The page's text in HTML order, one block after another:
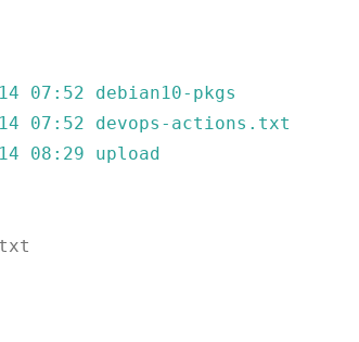
14 07 :52
debian10-pkgs
14 07 :52
devops-actions.txt
14 08 :29 upload